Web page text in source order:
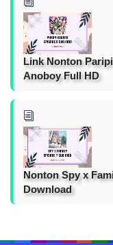
Link Nonton
Anoboy Full HD
Nonton Spy x
Download